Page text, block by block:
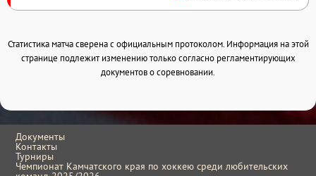
Статистика матча сверена с официальным протоколом. Информация на этой
странице подлежит изменению только согласно регламентирующих
документов о соревновании.
Документы
Контакты
Турниры
Чемпионат Камчатского края по хоккею среди любительских